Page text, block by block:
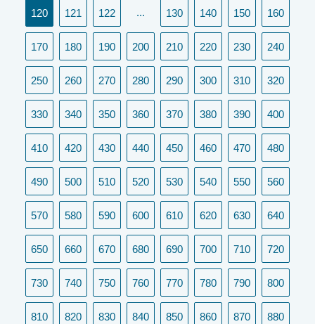
120(current)
121 122 ... 130 140 150 160
170 180 190 200 210 220 230 240
250 260 270 280 290 300 310 320
330 340 350 360 370 380 390 400
410 420 430 440 450 460 470 480
490 500 510 520 530 540 550 560
570 580 590 600 610 620 630 640
650 660 670 680 690 700 710 720
730 740 750 760 770 780 790 800
810 820 830 840 850 860 870 880